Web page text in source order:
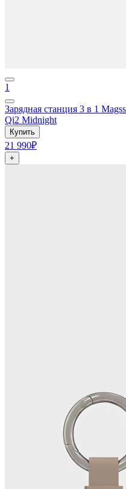
1
Зарядная станция 3 в 1
Qi2 Midnight
Купить
21 990₽
+